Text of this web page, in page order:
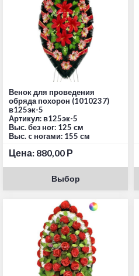
Венок для проведения
обряда похорон (1010237)
в125эк-5
Артикул: в125эк-5
Выс. без ног: 125 см
Выс. c ногами: 155 см
Цена: 880,00 Р
Выбор